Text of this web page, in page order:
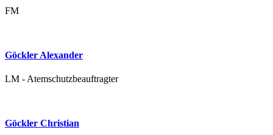
FM
Göckler Alexander
LM - Atemschutzbeauftragter
Göckler Christian